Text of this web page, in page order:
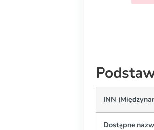
INN
Dostępne